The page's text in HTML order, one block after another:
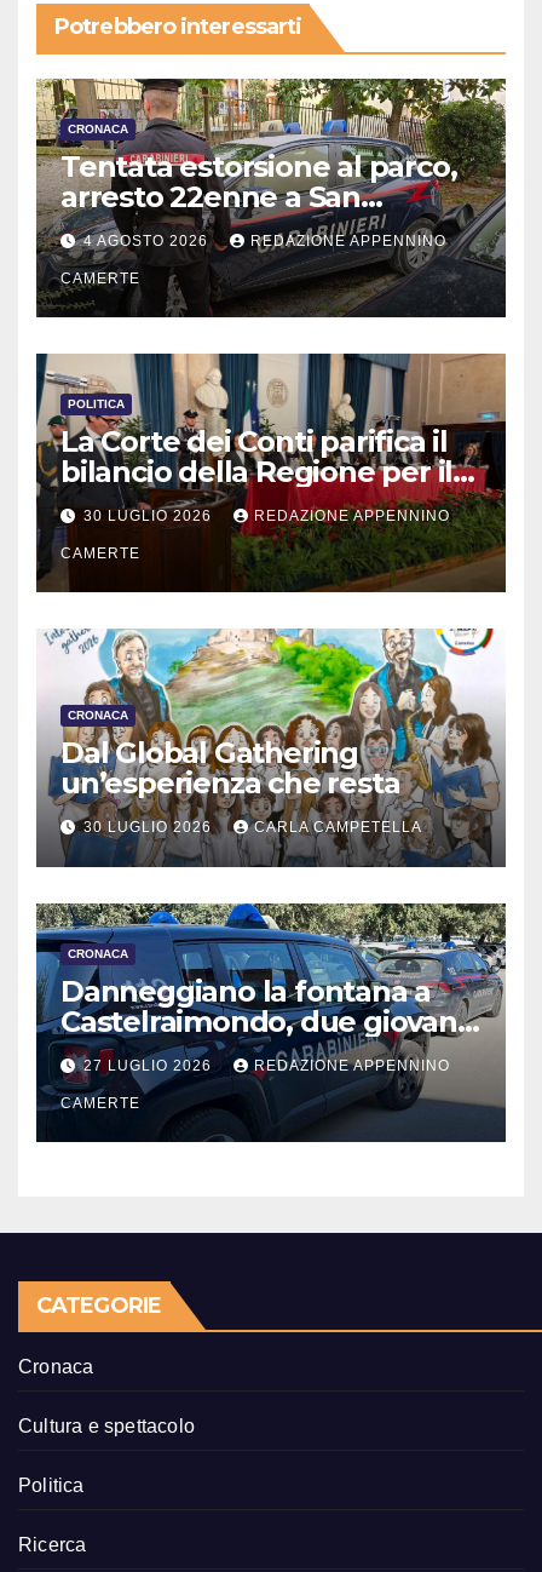
Potrebbero interessarti
CRONACA
Tentata estorsione al parco,
arresto 22enne a San
Severino
4 AGOSTO 2026 REDAZIONE APPENNINO
CAMERTE
POLITICA
La Corte dei Conti parifica il
bilancio della Regione per il
2025
30 LUGLIO 2026 REDAZIONE APPENNINO
CAMERTE
CRONACA
Dal Global Gathering
un’esperienza che resta
30 LUGLIO 2026 CARLA CAMPETELLA
CRONACA
Danneggiano la fontana a
Castelraimondo, due giovani
denunciati
27 LUGLIO 2026 REDAZIONE APPENNINO
CAMERTE
CATEGORIE
Cronaca
Cultura e spettacolo
Politica
Ricerca